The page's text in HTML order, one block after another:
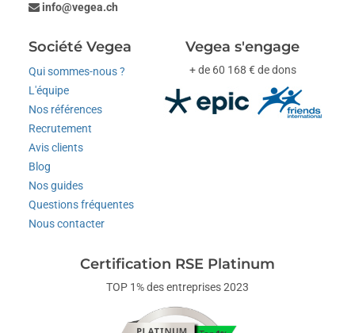
info@vegea.ch
Société Vegea
Qui sommes-nous ?
L'équipe
Nos références
Recrutement
Avis clients
Blog
Nos guides
Questions fréquentes
Nous contacter
Vegea s'engage
+ de 60 168 € de dons
Certification RSE Platinum
TOP 1% des entreprises 2023